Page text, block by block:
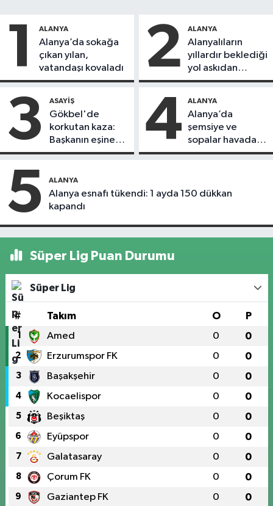
1 ALANYA
Alanya’da sokağa
çıkan yılan,
vatandaşı kovaladı
2 ALANYA
Alanyalıların
yıllardır beklediği
yol askıdan
döndü
3 ASAYIŞ
Gökbel'de
korkutan kaza:
Başkanın eşine
motosiklet çarptı
4 ALANYA
Alanya’da
şemsiye ve
sopalar havada
uçuştu
5 ALANYA
Alanya esnafı tükendi: 1 ayda 150 dükkan
kapandı
Süper Lig Puan Durumu
Süper Lig
# Takım O P
1 Amed 0 0
2 Erzurumspor FK 0 0
3 Başakşehir 0 0
4 Kocaelispor 0 0
5 Beşiktaş 0 0
6 Eyüpspor 0 0
7 Galatasaray 0 0
8 Çorum FK 0 0
9 Gaziantep FK 0 0